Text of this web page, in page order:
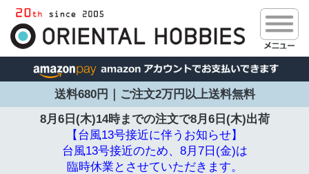
送料680円｜ご注文2万円以上送料無料
8月6日(木)14時までの注文で8月6日(木)出荷
【台風13号接近に伴うお知らせ】
台風13号接近のため、8月7日(金)は
臨時休業とさせていただきます。